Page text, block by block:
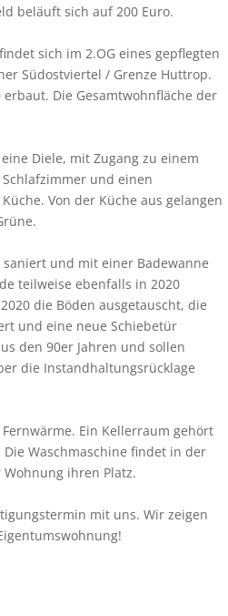
beläuft sich auf 200 Euro.
sich im 2.OG eines gepflegten
Südostviertel / Grenze Huttrop.
erbaut. Die Gesamtwohnfläche der
Diele, mit Zugang zu einem
und einen
Von der Küche aus gelangen
und mit einer Badewanne
teilweise ebenfalls in 2020
die Böden ausgetauscht, die
und eine neue Schiebetür
den 90er Jahren und sollen
die Instandhaltungsrücklage
Ein Kellerraum gehört
Waschmaschine findet in der
ihren Platz.
mit uns. Wir zeigen